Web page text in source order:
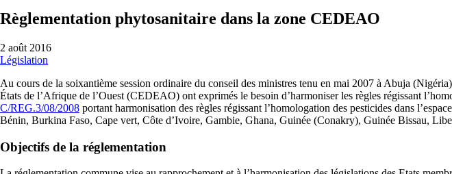
Règlementation phytosanitaire dans la zone CEDEAO
2 août 2016
Législation
Au cours de la soixantième session ordinaire du conseil des ministres tenu en mai 2007 à Abuja
États de l’Afrique de l’Ouest (CEDEAO) ont exprimés le besoin d’harmoniser les règles régissant
C/REG.3/08/2008 portant harmonisation des règles régissant l’homologation des pesticides dans
Bénin, Burkina Faso, Cape vert, Côte d’Ivoire, Gambie, Ghana, Guinée (Conakry), Guinée Bissau,
Objectifs de la réglementation